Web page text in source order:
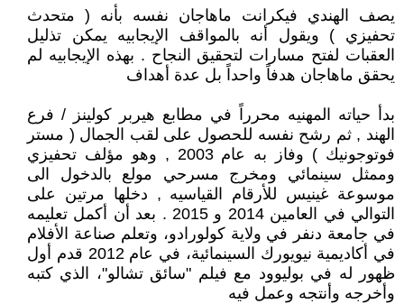
يصف الهندي فيكرانت ماهاجان نفسه بأنه ( متحدث
تحفيزي ) ويقول أنه بالمواقف الإيجابيه يمكن تذليل
العقبات لفتح مسارات لتحقيق النجاح . بهذه الإيجابيه لم
يحقق ماهاجان هدفاً واحداً بل عدة أهداف
بدأ حياته المهنيه محرراً في مطابع هيربر كولينز / فرع
الهند , ثم رشح نفسه للحصول على لقب الجمال ( مستر
فوتوجونيك ) وفاز به عام 2003 , وهو مؤلف تحفيزي
وممثل سينمائي ومخرج مسرحي مولع بالدخول الى
موسوعة غينيس للأرقام القياسيه , دخلها مرتين على
التوالي في العامين 2014 و 2015 . بعد أن أكمل تعليمه
في جامعة دنفر في ولاية كولورادو، وتعلم صناعة الأفلام
في أكاديمية نيويورك السينمائية، في عام 2012 قدم أول
ظهور له في بوليوود مع فيلم "سائق تشالو"، الذي كتبه
وأخرجه وأنتجه وعمل فيه